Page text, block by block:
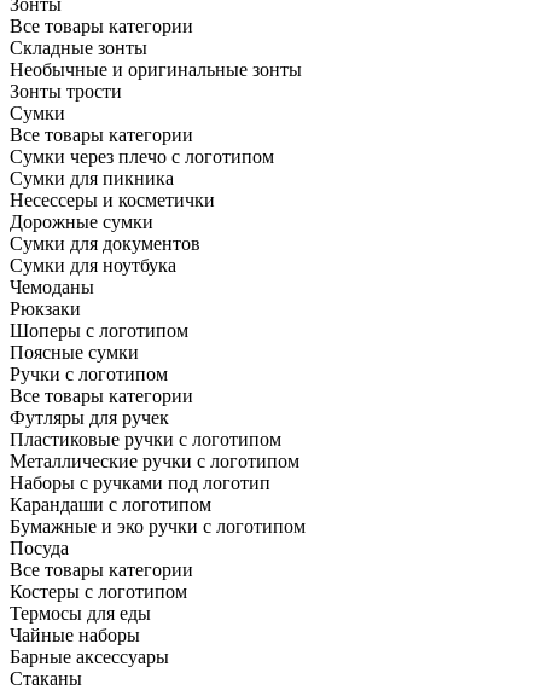
Зонты
Все товары категории
Складные зонты
Необычные и оригинальные зонты
Зонты трости
Сумки
Все товары категории
Сумки через плечо с логотипом
Сумки для пикника
Несессеры и косметички
Дорожные сумки
Сумки для документов
Сумки для ноутбука
Чемоданы
Рюкзаки
Шоперы с логотипом
Поясные сумки
Ручки с логотипом
Все товары категории
Футляры для ручек
Пластиковые ручки с логотипом
Металлические ручки с логотипом
Наборы с ручками под логотип
Карандаши с логотипом
Бумажные и эко ручки с логотипом
Посуда
Все товары категории
Костеры с логотипом
Термосы для еды
Чайные наборы
Барные аксессуары
Стаканы